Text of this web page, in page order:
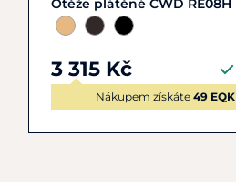
Otěže plátěné CWD RE08H
3 315 Kč
Nákupem získáte 49 EQK